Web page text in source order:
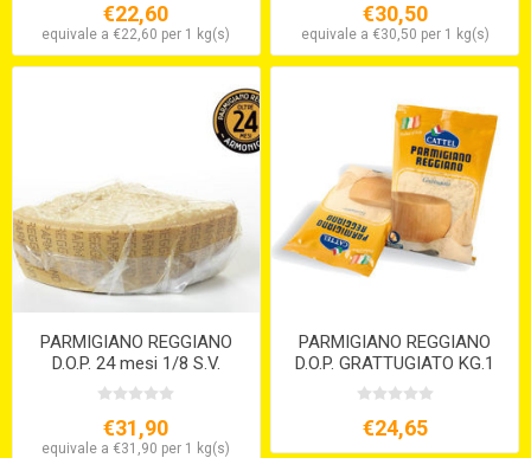
€22,60
equivale a €22,60 per 1 kg(s)
€30,50
equivale a €30,50 per 1 kg(s)
PARMIGIANO REGGIANO
D.O.P. 24 mesi 1/8 S.V.
€31,90
equivale a €31,90 per 1 kg(s)
PARMIGIANO REGGIANO
D.O.P. GRATTUGIATO KG.1
€24,65